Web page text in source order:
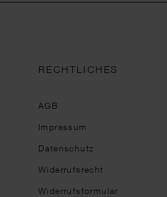
RECHTLICHES
AGB
Impressum
Datenschutz
Widerrufsrecht
Widerrufsformular